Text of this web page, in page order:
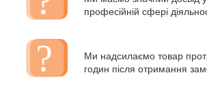
професійній сфері
Ми надсилаємо товар
годин після отримання